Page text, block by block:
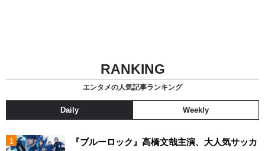
RANKING
エンタメの人気記事ランキング
Daily Weekly
『ブルーロック』高橋文哉主演、大人気サッカ